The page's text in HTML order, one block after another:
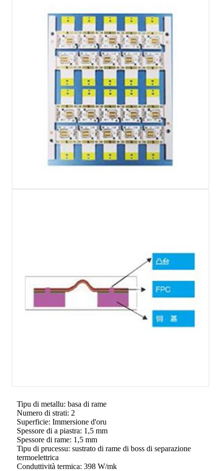
Tipu di metallu: basa di rame
Numero di strati: 2
Superficie: Immersione d'oru
Spessore di a piastra: 1,5 mm
Spessore di rame: 1,5 mm
Tipu di prucessu: sustrato di rame di boss di separazione
termoelettrica
Conduttività termica: 398 W/mk